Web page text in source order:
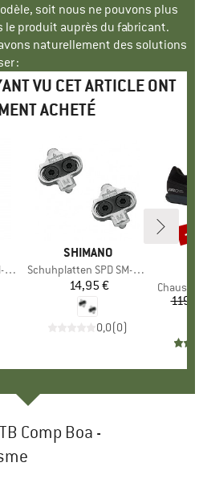
soit nous ne pouvons plus
le produit auprès du fabricant.
naturellement des solutions
:
VU CET ARTICLE ONT
ACHETÉ
MARQUE
SHIMANO
Article
Schuhplatten SPD SM-SH 56
Prix
14,95 €
0,0(0)
Product
-
Comp Boa -